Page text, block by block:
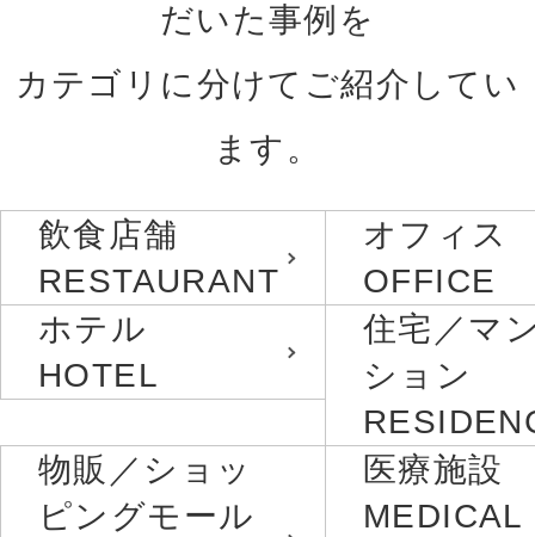
だいた事例を
カテゴリに分けてご紹介してい
ます。
飲食店舗
RESTAURANT
オフィス
OFFICE
ホテル
HOTEL
住宅／マ
ション
物販／ショッ
ピングモール
医療施設
MEDICAL